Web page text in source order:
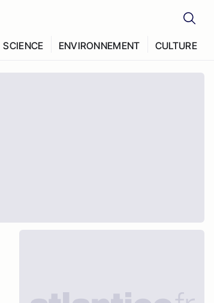
SCIENCE ENVIRONNEMENT CULTURE